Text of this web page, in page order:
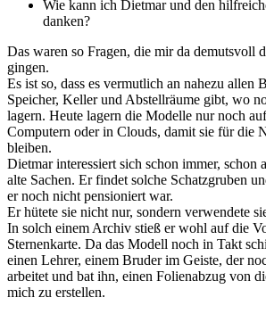
Wie kann ich Dietmar und den
danken?
Das waren so Fragen, die mir da demutsvoll
gingen.
Es ist so, dass es vermutlich an nahezu allen
Speicher, Keller und Abstellräume gibt, wo
lagern. Heute lagern die Modelle nur noch
Computern oder in Clouds, damit sie für die
bleiben.
Dietmar interessiert sich schon immer, schon
alte Sachen. Er findet solche Schatzgruben
er noch nicht pensioniert war.
Er hütete sie nicht nur, sondern verwendete
In solch einem Archiv stieß er wohl auf die
Sternenkarte. Da das Modell noch in Takt
einen Lehrer, einem Bruder im Geiste, der
arbeitet und bat ihn, einen Folienabzug von
mich zu erstellen.